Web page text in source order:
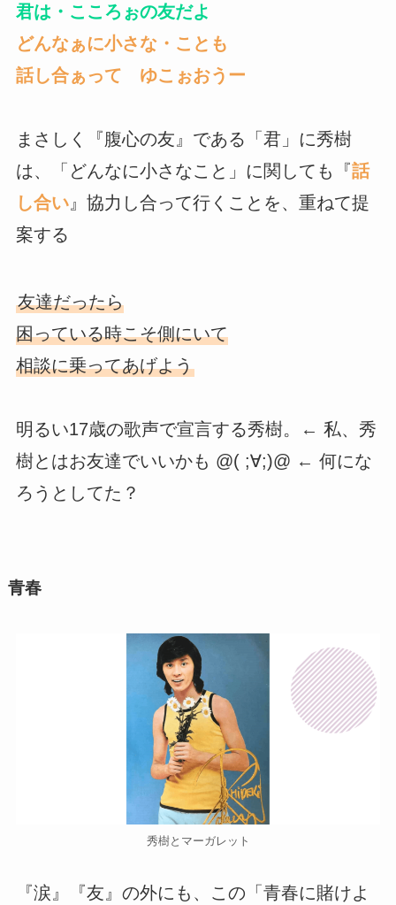
君は・こころぉの友だよ
どんなぁに小さな・ことも
話し合ぁって ゆこぉおうー
まさしく『腹心の友』である「君」に秀樹
は、「どんなに小さなこと」に関しても『話
し合い』協力し合って行くことを、重ねて提
案する
友達だったら
困っている時こそ側にいて
相談に乗ってあげよう
明るい17歳の歌声で宣言する秀樹。← 私、秀
樹とはお友達でいいかも @( ;∀;)@ ← 何にな
ろうとしてた？
青春
秀樹とマーガレット
『涙』『友』の外にも、この「青春に賭けよ